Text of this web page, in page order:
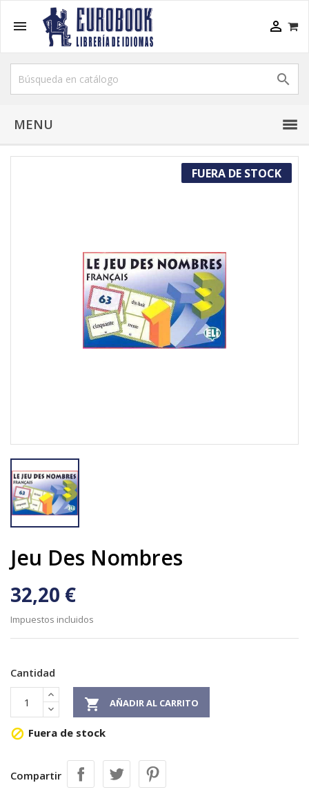
 

MENU
FUERA DE STOCK
Jeu Des Nombres
32,20 €
Impuestos incluidos
Cantidad
 AÑADIR AL CARRITO
 Fuera de stock
Compartir